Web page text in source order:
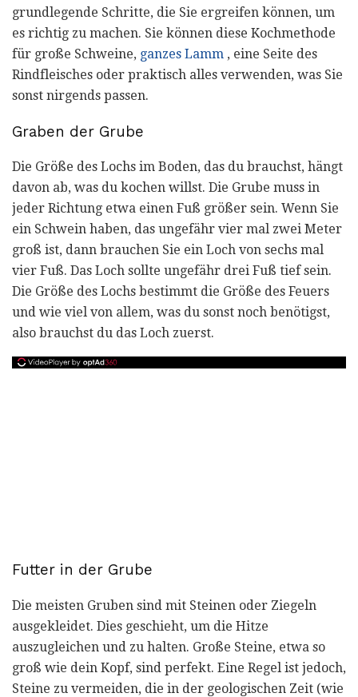
grundlegende Schritte, die Sie ergreifen können, um
es richtig zu machen. Sie können diese Kochmethode
für große Schweine, ganzes Lamm , eine Seite des
Rindfleisches oder praktisch alles verwenden, was Sie
sonst nirgends passen.
Graben der Grube
Die Größe des Lochs im Boden, das du brauchst, hängt
davon ab, was du kochen willst. Die Grube muss in
jeder Richtung etwa einen Fuß größer sein. Wenn Sie
ein Schwein haben, das ungefähr vier mal zwei Meter
groß ist, dann brauchen Sie ein Loch von sechs mal
vier Fuß. Das Loch sollte ungefähr drei Fuß tief sein.
Die Größe des Lochs bestimmt die Größe des Feuers
und wie viel von allem, was du sonst noch benötigst,
also brauchst du das Loch zuerst.
Futter in der Grube
Die meisten Gruben sind mit Steinen oder Ziegeln
ausgekleidet. Dies geschieht, um die Hitze
auszugleichen und zu halten. Große Steine, etwa so
groß wie dein Kopf, sind perfekt. Eine Regel ist jedoch,
Steine ​​zu vermeiden, die in der geologischen Zeit (wie